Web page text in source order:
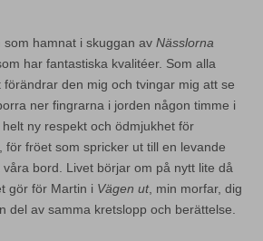
som hamnat i skuggan av Nässlorna
har fantastiska kvalitéer. Som alla
den mig och tvingar mig att se
ner fingrarna i jorden någon timme i
ny respekt och ödmjukhet för
för fröet som spricker ut till en levande
bord. Livet börjar om på nytt lite då
gör för Martin i Vägen ut, min morfar, dig
del av samma kretslopp och berättelse.